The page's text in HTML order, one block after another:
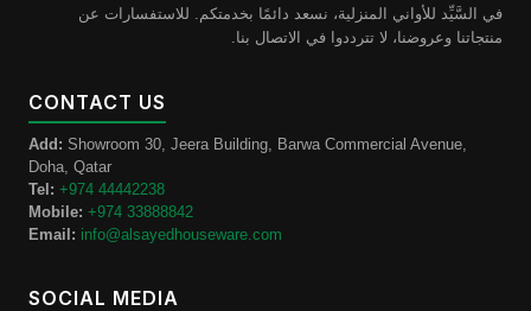
في السَّيِّد للأواني المنزلية، نسعد دائمًا بخدمتكم. للاستفسارات عن
منتجاتنا وعروضنا، لا تترددوا في الاتصال بنا.
CONTACT US
Add: Showroom 30, Jeera Building, Barwa Commercial Avenue,
Doha, Qatar
Tel: +974 44442238
Mobile: +974 33888842
Email: info@alsayedhouseware.com
SOCIAL MEDIA